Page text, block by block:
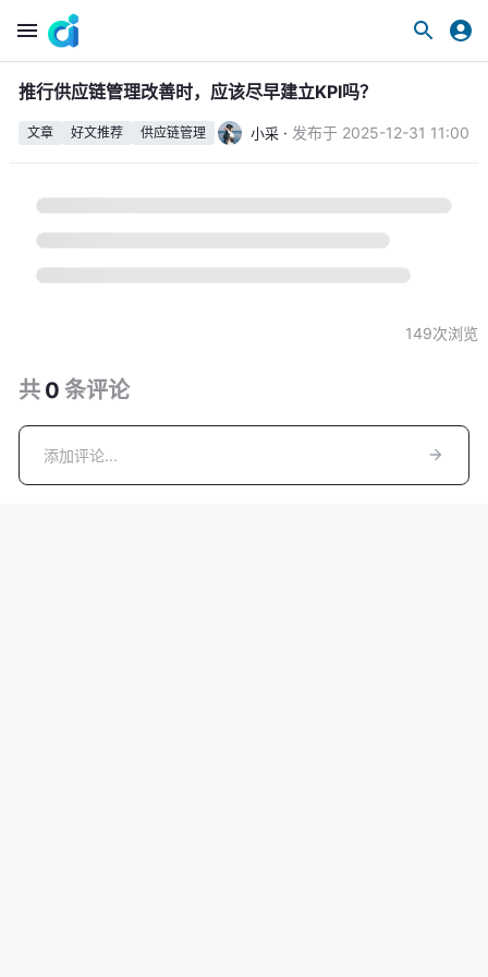
推行供应链管理改善时，应该尽早建立KPI吗？
文章 好文推荐 供应链管理 小采 · 发布于 2025-12-31 11:00
149次浏览
共 0 条评论